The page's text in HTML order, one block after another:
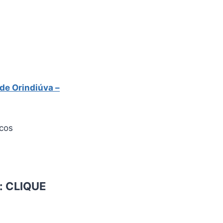
Orindiúva –
CLIQUE